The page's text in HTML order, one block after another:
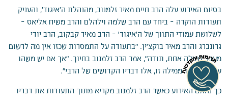
בסיום האירוע עלה הרב חיים מאיר זלמנוב, מהנהלת ה'איגוד', והעניק
תעודות הוקרה – ביחד עם הרב שלמה וילהלם והרב משיח אליאס –
לשלושת עמודי התווך של ה'איגוד' – הרב מאיר קבקוב, הרב יודי
גרונברג והרב מאיר בוקצ'ין. "בתעודה על התמסרות שכזו אין מה לרשום
מעבר למילה אחת, תודה", אמר הרב זלמנוב בחיוך. "אך אם יש משהו
עוצמתי יותר ממילה זו, אלו דבריו הקדושים של הרבי".
כך נחתם האירוע כאשר הרב זלמנוב מקריא מתוך התעודות את דבריו